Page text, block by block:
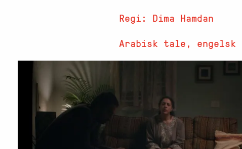
Regi: Dima Hamdan
Arabisk tale, engelsk